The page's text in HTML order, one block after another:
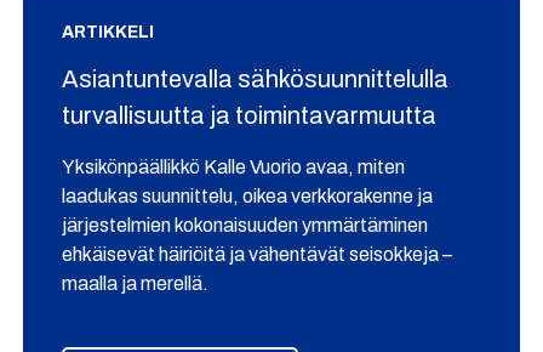
ARTIKKELI
Asiantuntevalla sähkösuunnittelulla
turvallisuutta ja toimintavarmuutta
Yksikönpäällikkö Kalle Vuorio avaa, miten
laadukas suunnittelu, oikea verkkorakenne ja
järjestelmien kokonaisuuden ymmärtäminen
ehkäisevät häiriöitä ja vähentävät seisokkeja –
maalla ja merellä.